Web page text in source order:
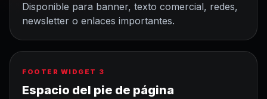
Disponible para banner, texto comercial, redes,
newsletter o enlaces importantes.
FOOTER WIDGET 3
Espacio del pie de página